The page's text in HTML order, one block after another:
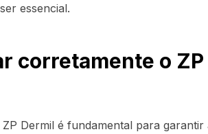
essencial.
corretamente o
Dermil é fundamental para